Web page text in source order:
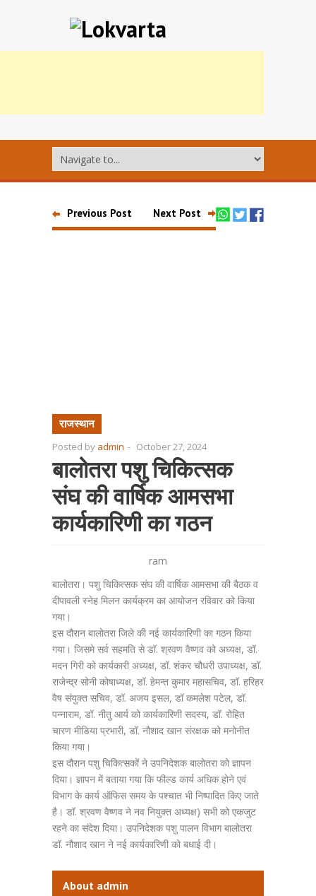
Previous Post Next Post
राजस्थान
Posted by admin - October 27, 2024
बालोतरा पशु चिकित्सक
संघ की वार्षिक आमसभा
कार्यकारिणी का गठन
ram
बालोतरा। पशु चिकित्सक संघ की वार्षिक आमसभा की बैठक व
दीपावली स्नेह मिलन कार्यक्रम का आयोजन रविवार को किया
गया।
इस दौरान बालोतरा जिले की नई कार्यकारिणी का गठन किया
गया। जिसमे सर्व सहमति से डॉ. श्रवण वैष्णव को अध्यक्ष, डॉ.
मदन गिरी को कार्यकारी अध्यक्ष, डॉ. शंकर चौधरी उपाध्यक्ष, डॉ.
राजेन्द्र सोनी कोषाध्यक्ष, डॉ. हेमन्त कुमार महासचिव, डॉ. हरिहर
वैष संयुक्त सचिव, डॉ. अजय इसल, डॉ कमलेश पटेल, डॉ.
पन्नाराम, डॉ. नीतु आर्य को कार्यकारिणी सदस्य, डॉ. रोहित
चारण मीडिया प्रभारी, डॉ. नौशाद खान संरक्षक को मनोनीत
किया गया।
इस दौरान पशु चिकित्सकों ने उपनिदेशक बालोतरा को ज्ञापन
दिया। ज्ञापन में बताया गया कि फील्ड कार्य अधिक होने एवं
विभाग के कार्य ऑफिस समय के पश्चात भी निष्पादित किए जाते
है। डॉ. श्रवण वैष्णव ने नव नियुक्त अध्यक्ष) सभी को एकजुट
रहने का संदेश दिया। उपनिदेशक पशु पालन विभाग बालोतरा
डॉ. नौशाद खान ने नई कार्यकारिणी को बधाई दी।
About admin